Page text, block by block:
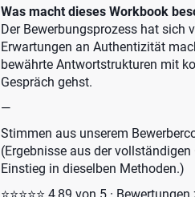
Was macht dieses Workbook
Der Bewerbungsprozess hat sich
Erwartungen an Authentizität
bewährte Antwortstrukturen mit
Gespräch gehst.
—
Stimmen aus unserem
(Ergebnisse aus der
Einstieg in dieselben Methoden.)